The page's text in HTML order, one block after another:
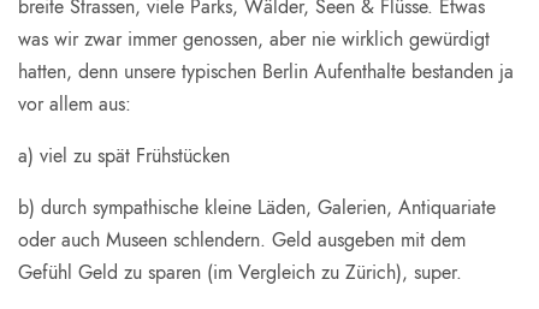
breite Strassen, viele Parks, Wälder, Seen & Flüsse. Etwas
was wir zwar immer genossen, aber nie wirklich gewürdigt
hatten, denn unsere typischen Berlin Aufenthalte bestanden ja
vor allem aus:
a) viel zu spät Frühstücken
b) durch sympathische kleine Läden, Galerien, Antiquariate
oder auch Museen schlendern. Geld ausgeben mit dem
Gefühl Geld zu sparen (im Vergleich zu Zürich), super.